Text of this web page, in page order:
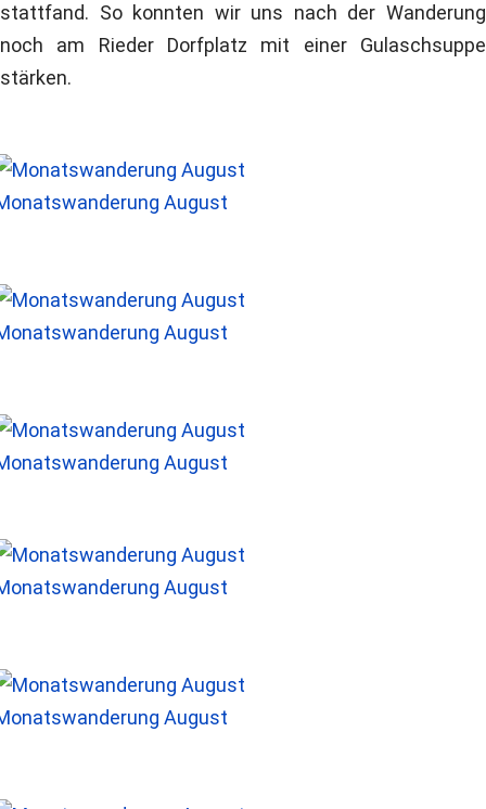
stattfand. So konnten wir uns nach der Wanderung
noch am Rieder Dorfplatz mit einer Gulaschsuppe
stärken.
August
August
August
August
August